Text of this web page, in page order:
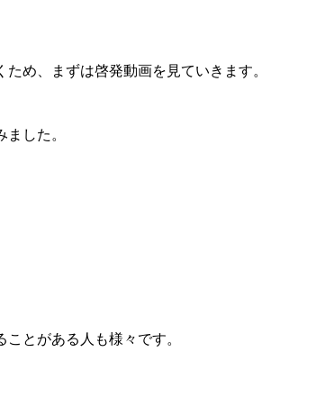
め、まずは啓発動画を見ていきます。
した。
とがある人も様々です。